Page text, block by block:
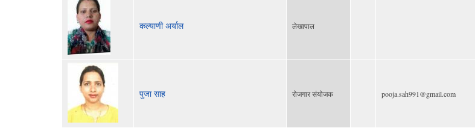
कल्याणी अर्याल लेखापाल
पुजा साह रोजगार संयोजक pooja.sah991@gmail.com